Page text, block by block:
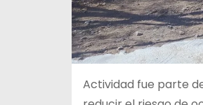
Actividad fue parte